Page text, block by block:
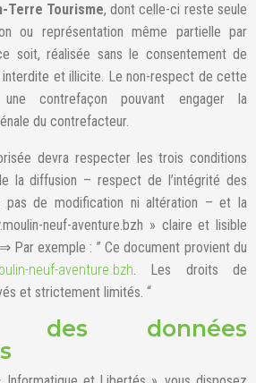
Terre Tourisme, dont celle-ci reste seule
ou représentation même partielle par
soit, réalisée sans le consentement de
interdite et illicite. Le non-respect de cette
contrefaçon pouvant engager la
du contrefacteur.
devra respecter les trois conditions
la diffusion – respect de l’intégrité des
pas de modification ni altération – et la
neuf-aventure.bzh » claire et lisible
Par exemple : ” Ce document provient du
neuf-aventure.bzh. Les droits de
et strictement limités. “
des données